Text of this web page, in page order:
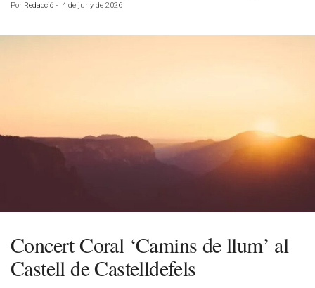
Por Redacció - 4 de juny de 2026
Concert Coral ‘Camins de llum’ al
Castell de Castelldefels